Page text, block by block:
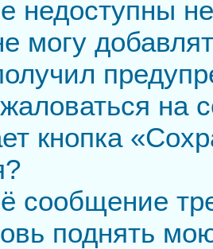
недоступны
могу
на
кнопка
сообщение
поднять